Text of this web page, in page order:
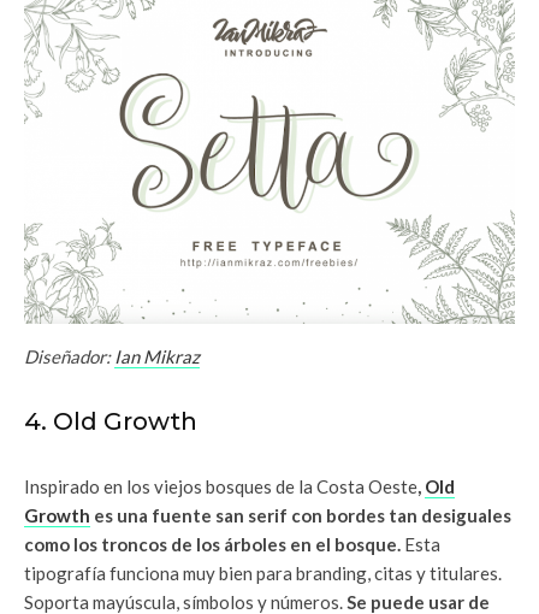
Diseñador: Ian Mikraz
4. Old Growth
Inspirado en los viejos bosques de la Costa Oeste, Old
Growth es una fuente san serif con bordes tan desiguales
como los troncos de los árboles en el bosque. Esta
tipografía funciona muy bien para branding, citas y titulares.
Soporta mayúscula, símbolos y números.Se puede usar de